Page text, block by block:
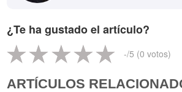
¿Te ha gustado el artículo?
-/5 (0 votos)
ARTÍCULOS